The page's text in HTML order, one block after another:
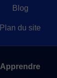
Blog
Plan du site
Apprendre